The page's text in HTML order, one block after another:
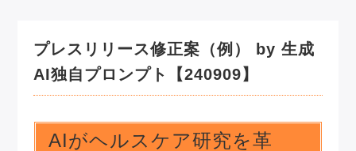
プレスリリース修正案（例） by 生成
AI独自プロンプト【240909】
AIがヘルスケア研究を革